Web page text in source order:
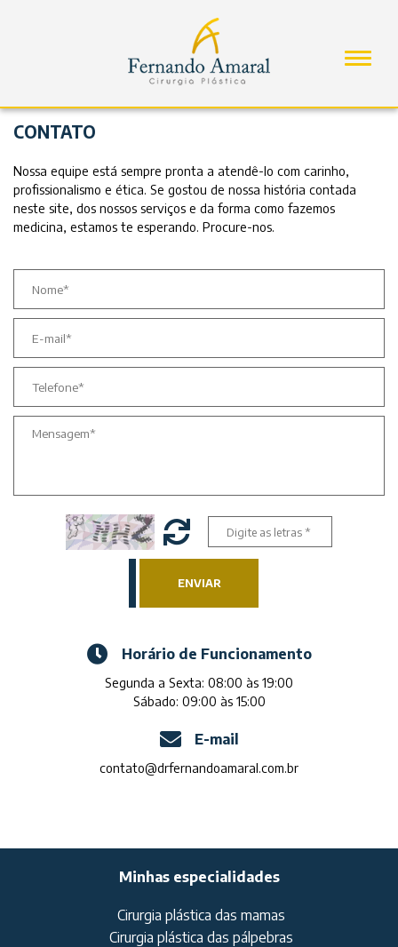
CONTATO
Nossa equipe está sempre pronta a atendê-lo com carinho,
profissionalismo e ética. Se gostou de nossa história contada
neste site, dos nossos serviços e da forma como fazemos
medicina, estamos te esperando. Procure-nos.
Horário de Funcionamento
Segunda a Sexta: 08:00 às 19:00
Sábado: 09:00 às 15:00
E-mail
contato@drfernandoamaral.com.br
ENVIAR
Minhas especialidades
Cirurgia plástica das mamas
Cirurgia plástica das pálpebras